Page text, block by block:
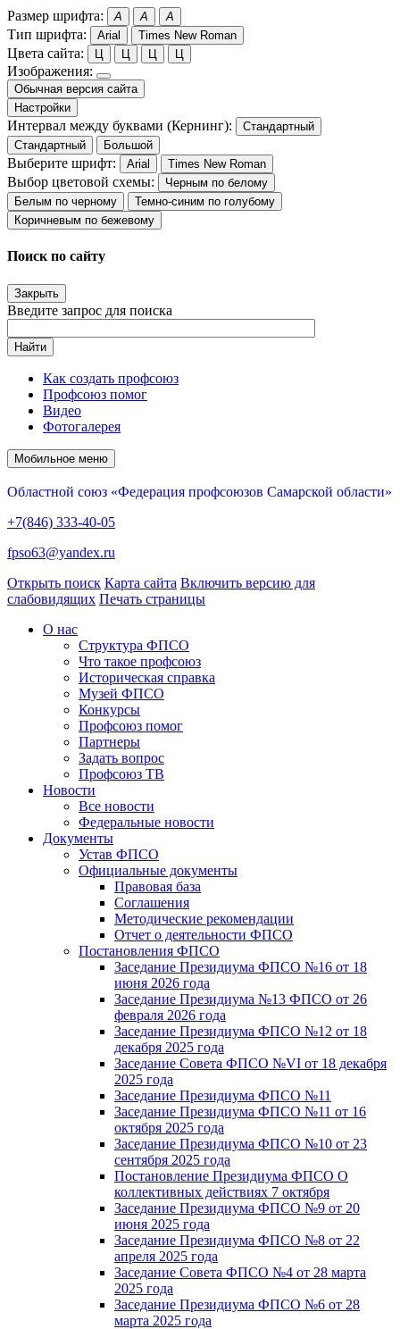
Размер шрифта: A A A
Тип шрифта: Arial Times New Roman
Цвета сайта: Ц Ц Ц Ц
Изображения:
Обычная версия сайта
Настройки
Интервал между буквами (Кернинг):
Стандартный
Стандартный
Большой
Выберите шрифт: Arial Times New Roman
Выбор цветовой схемы:
Черным по белому
Белым по черному
Темно-синим по голубому
Коричневым по бежевому
Поиск по сайту
Закрыть
Введите запрос для поиска
Найти
Как создать профсоюз
Профсоюз помог
Видео
Фотогалерея
Мобильное меню
Областной союз «Федерация профсоюзов Самарской области»
+7(846) 333-40-05
fpso63@yandex.ru
Открыть поиск Карта сайта Включить версию для
слабовидящих Печать страницы
О нас
Структура ФПСО
Что такое профсоюз
Историческая справка
Музей ФПСО
Конкурсы
Профсоюз помог
Партнеры
Задать вопрос
Профсоюз ТВ
Новости
Все новости
Федеральные новости
Документы
Устав ФПСО
Официальные документы
Правовая база
Соглашения
Методические рекомендации
Отчет о деятельности ФПСО
Постановления ФПСО
Заседание Президиума ФПСО №16 от 18
июня 2026 года
Заседание Президиума №13 ФПСО от 26
февраля 2026 года
Заседание Президиума ФПСО №12 от 18
декабря 2025 года
Заседание Совета ФПСО №VI от 18 декабря
2025 года
Заседание Президиума ФПСО №11
Заседание Президиума ФПСО №11 от 16
октября 2025 года
Заседание Президиума ФПСО №10 от 23
сентября 2025 года
Постановление Президиума ФПСО О
коллективных действиях 7 октября
Заседание Президиума ФПСО №9 от 20
июня 2025 года
Заседание Президиума ФПСО №8 от 22
апреля 2025 года
Заседание Совета ФПСО №4 от 28 марта
2025 года
Заседание Президиума ФПСО №6 от 28
марта 2025 года